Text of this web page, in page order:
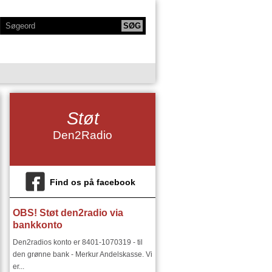
NY SERIE - BODYTALK
NY SERIE OM HAFNIA
KLANGKAMMERET
DEN2RADIO - SNART 18 ÅR
Støt
Den2Radio
Find os på facebook
OBS! Støt den2radio via
bankkonto
Den2radios konto er 8401-1070319 - til
den grønne bank - Merkur Andelskasse. Vi
er...